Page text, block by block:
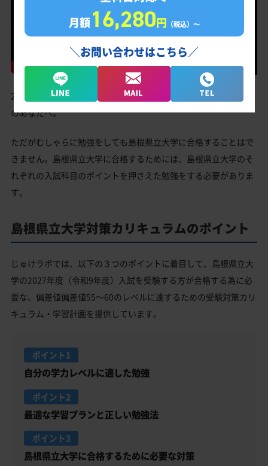
2027年度（令和9年度）入試で島根県立大学合格を目指す受験生
のあなたへ。
ただがむしゃらに勉強をしても島根県立大学に合格することはで
きません。島根県立大学に合格するためには、島根県立大学のそ
れぞれの入試科目のポイントを押さえた勉強をする必要がありま
す。
島根県立大学対策カリキュラムのポイント
じゅけラボでは、以下の３つのポイントに着目して、島根県立大
学の2027年度（令和9年度）入試を受験する方が合格する為に必
要な、偏差値偏差値55～60のレベルに達するための受験対策カリ
キュラム・学習計画を提供しています。
ポイント1
自分の学力レベルに適した勉強
ポイント2
最適な学習プランと正しい勉強法
ポイント3
島根県立大学に合格するために必要な対策
月額16,280円 （税込）〜
＼お問い合わせはこちら／